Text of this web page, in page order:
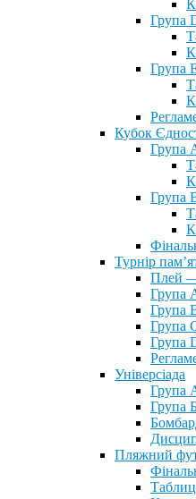
Група
Група
Кубок
Група
Група
Турнір
Плей
Група
Група
Група
Група
Універсіада
Група
Група
Пляжний